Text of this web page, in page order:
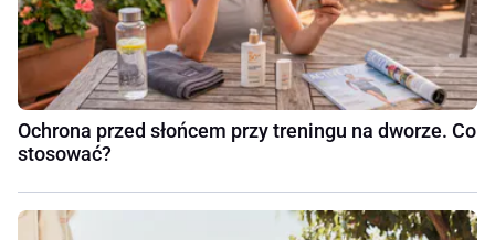
Ochrona przed słońcem przy treningu na dworze. Co
stosować?